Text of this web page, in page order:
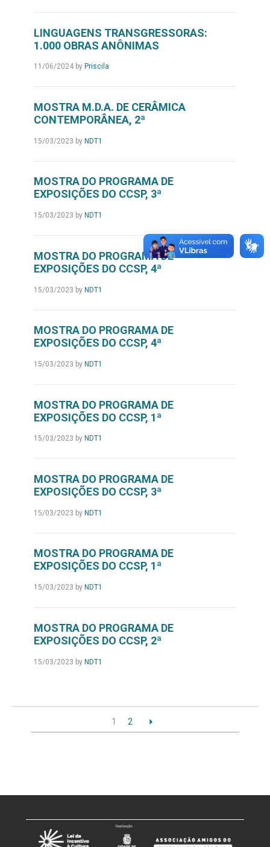
LINGUAGENS TRANSGRESSORAS:
1.000 OBRAS ANÔNIMAS
11/06/2024by Priscila
MOSTRA M.D.A. DE CERÂMICA
CONTEMPORÂNEA, 2ª
15/03/2023 by NDT1
MOSTRA DO PROGRAMA DE
EXPOSIÇÕES DO CCSP, 3ª
15/03/2023 by NDT1
MOSTRA DO PROGRAMA DE
EXPOSIÇÕES DO CCSP, 4ª
15/03/2023 by NDT1
MOSTRA DO PROGRAMA DE
EXPOSIÇÕES DO CCSP, 4ª
15/03/2023 by NDT1
MOSTRA DO PROGRAMA DE
EXPOSIÇÕES DO CCSP, 1ª
15/03/2023 by NDT1
MOSTRA DO PROGRAMA DE
EXPOSIÇÕES DO CCSP, 3ª
15/03/2023 by NDT1
MOSTRA DO PROGRAMA DE
EXPOSIÇÕES DO CCSP, 1ª
15/03/2023 by NDT1
MOSTRA DO PROGRAMA DE
EXPOSIÇÕES DO CCSP, 2ª
15/03/2023 by NDT1
1 2